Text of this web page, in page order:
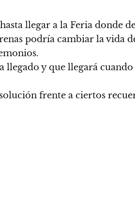
llegar a la Feria donde
podría cambiar la vida
y que llegará
frente a ciertos